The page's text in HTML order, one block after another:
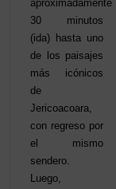
aproximadamente
30 minutos
(ida) hasta uno
de los paisajes
más icónicos
de
Jericoacoara,
con regreso por
el mismo
sendero.
Luego,